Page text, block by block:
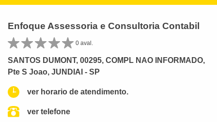
Enfoque Assessoria e Consultoria Contabil
0 aval.
SANTOS DUMONT, 00295, COMPL NAO INFORMADO,
Pte S Joao, JUNDIAI - SP
ver horario de atendimento.
ver telefone